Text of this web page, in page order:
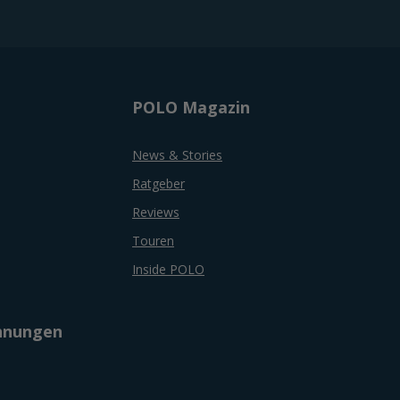
POLO Magazin
News & Stories
Ratgeber
Reviews
Touren
Inside POLO